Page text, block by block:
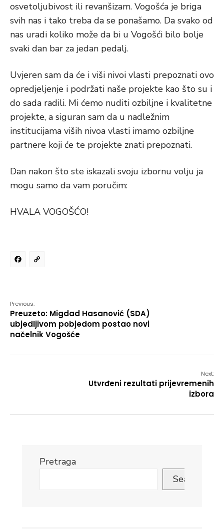
osvetoljubivost ili revanšizam. Vogošća je briga
svih nas i tako treba da se ponašamo. Da svako od
nas uradi koliko može da bi u Vogošći bilo bolje
svaki dan bar za jedan pedalj.
Uvjeren sam da će i viši nivoi vlasti prepoznati ovo
opredjeljenje i podržati naše projekte kao što su i
do sada radili. Mi ćemo nuditi ozbiljne i kvalitetne
projekte, a siguran sam da u nadležnim
institucijama viših nivoa vlasti imamo ozbiljne
partnere koji će te projekte znati prepoznati.
Dan nakon što ste iskazali svoju izbornu volju ja
mogu samo da vam poručim:
HVALA VOGOŠĆO!
Facebook
Previous:
Preuzeto: Migdad Hasanović (SDA)
ubjedljivom pobjedom postao novi
načelnik Vogošće
Next:
Utvrđeni rezultati prijevremenih
izbora
Pretraga
Search